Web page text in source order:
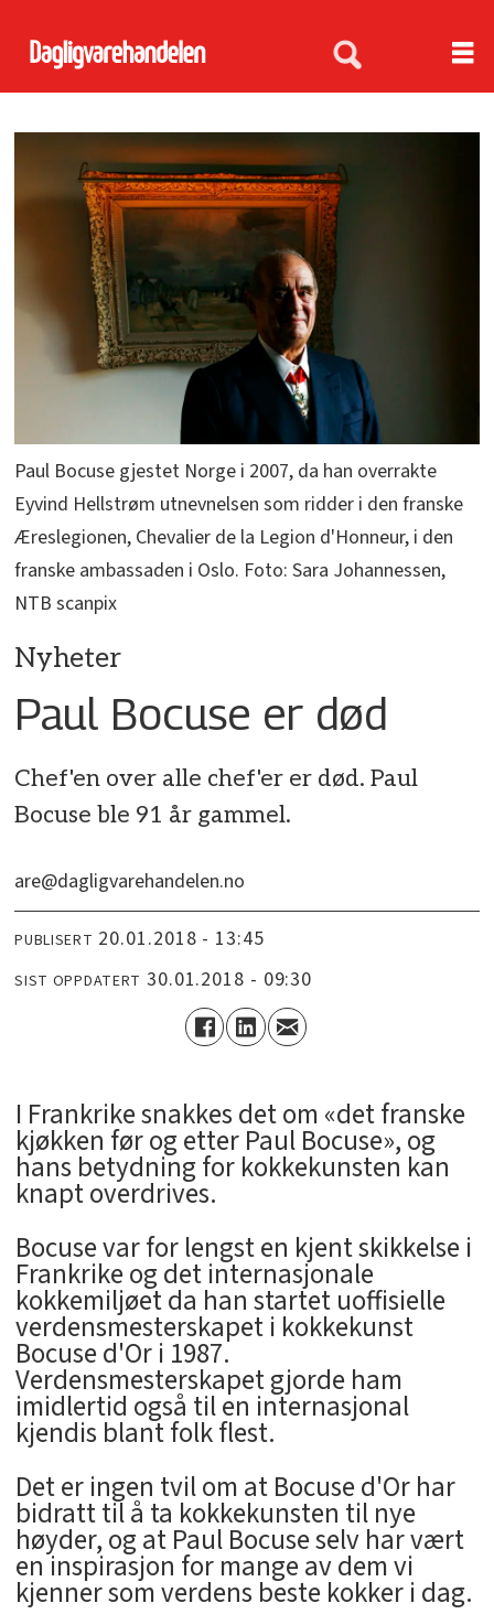
Paul Bocuse gjestet Norge i 2007, da han overrakte
Eyvind Hellstrøm utnevnelsen som ridder i den franske
Æreslegionen, Chevalier de la Legion d'Honneur, i den
franske ambassaden i Oslo. Foto: Sara Johannessen,
NTB scanpix
Nyheter
Paul Bocuse er død
Chef'en over alle chef'er er død. Paul
Bocuse ble 91 år gammel.
are@dagligvarehandelen.no
PUBLISERT 20.01.2018 - 13:45
SIST OPPDATERT 30.01.2018 - 09:30
I Frankrike snakkes det om «det franske
kjøkken før og etter Paul Bocuse», og
hans betydning for kokkekunsten kan
knapt overdrives.
Bocuse var for lengst en kjent skikkelse i
Frankrike og det internasjonale
kokkemiljøet da han startet uoffisielle
verdensmesterskapet i kokkekunst
Bocuse d'Or i 1987.
Verdensmesterskapet gjorde ham
imidlertid også til en internasjonal
kjendis blant folk flest.
Det er ingen tvil om at Bocuse d'Or har
bidratt til å ta kokkekunsten til nye
høyder, og at Paul Bocuse selv har vært
en inspirasjon for mange av dem vi
kjenner som verdens beste kokker i dag.